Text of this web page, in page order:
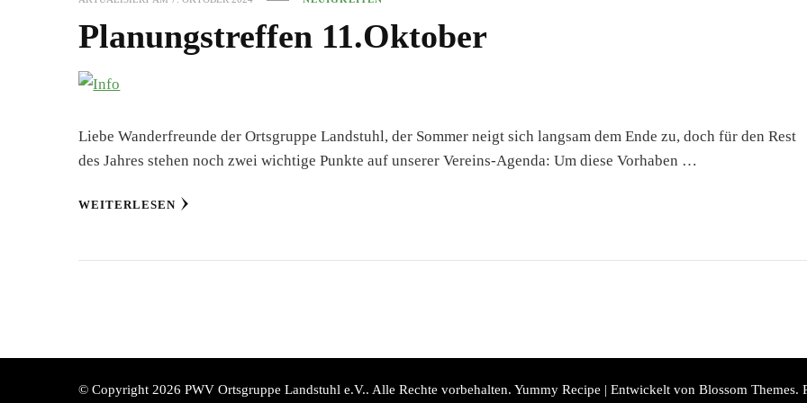
Planungstreffen 11.Oktober
Liebe Wanderfreunde der Ortsgruppe Landstuhl, der Sommer neigt sich langsam dem Ende zu, doch für den Rest
des Jahres stehen noch zwei wichtige Punkte auf unserer Vereins-Agenda: Um diese Vorhaben …
WEITERLESEN
© Copyright 2026 PWV Ortsgruppe Landstuhl e.V.. Alle Rechte vorbehalten. Yummy Recipe | Entwickelt von Blossom Themes.